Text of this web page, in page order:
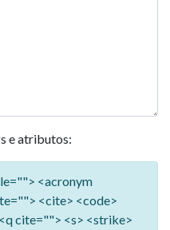
e atributos:
<acronym
<cite> <code>
cite=""> <s> <strike>